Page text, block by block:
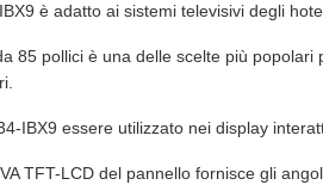
è adatto ai sistemi televisivi degli
85 pollici è una delle scelte più
IBX9 essere utilizzato nei display
TFT-LCD del pannello fornisce gli